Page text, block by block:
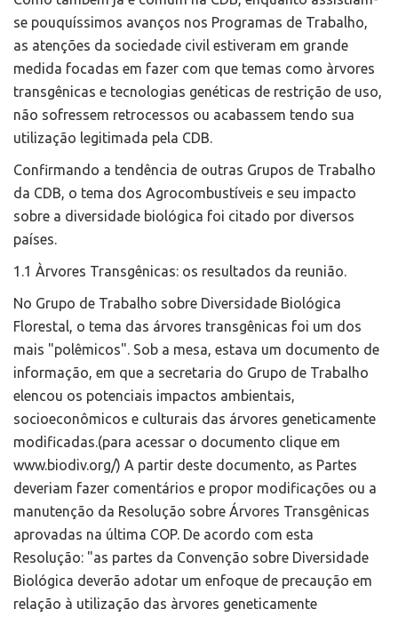
se pouquíssimos avanços nos Programas de Trabalho,
as atenções da sociedade civil estiveram em grande
medida focadas em fazer com que temas como àrvores
transgênicas e tecnologias genéticas de restrição de uso,
não sofressem retrocessos ou acabassem tendo sua
utilização legitimada pela CDB.
Confirmando a tendência de outras Grupos de Trabalho
da CDB, o tema dos Agrocombustíveis e seu impacto
sobre a diversidade biológica foi citado por diversos
países.
1.1 Àrvores Transgênicas: os resultados da reunião.
No Grupo de Trabalho sobre Diversidade Biológica
Florestal, o tema das árvores transgênicas foi um dos
mais "polêmicos". Sob a mesa, estava um documento de
informação, em que a secretaria do Grupo de Trabalho
elencou os potenciais impactos ambientais,
socioeconômicos e culturais das árvores geneticamente
modificadas.(para acessar o documento clique em
www.biodiv.org/) A partir deste documento, as Partes
deveriam fazer comentários e propor modificações ou a
manutenção da Resolução sobre Árvores Transgênicas
aprovadas na última COP. De acordo com esta
Resolução: "as partes da Convenção sobre Diversidade
Biológica deverão adotar um enfoque de precaução em
relação à utilização das àrvores geneticamente